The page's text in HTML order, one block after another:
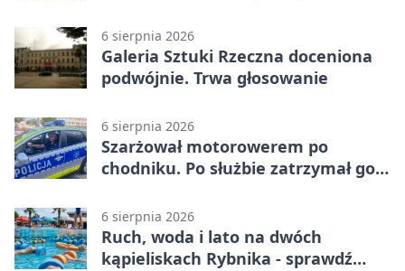
6 sierpnia 2026
Galeria Sztuki Rzeczna doceniona
podwójnie. Trwa głosowanie
6 sierpnia 2026
Szarżował motorowerem po
chodniku. Po służbie zatrzymał go
6 sierpnia 2026
Ruch, woda i lato na dwóch
kąpieliskach Rybnika - sprawdź